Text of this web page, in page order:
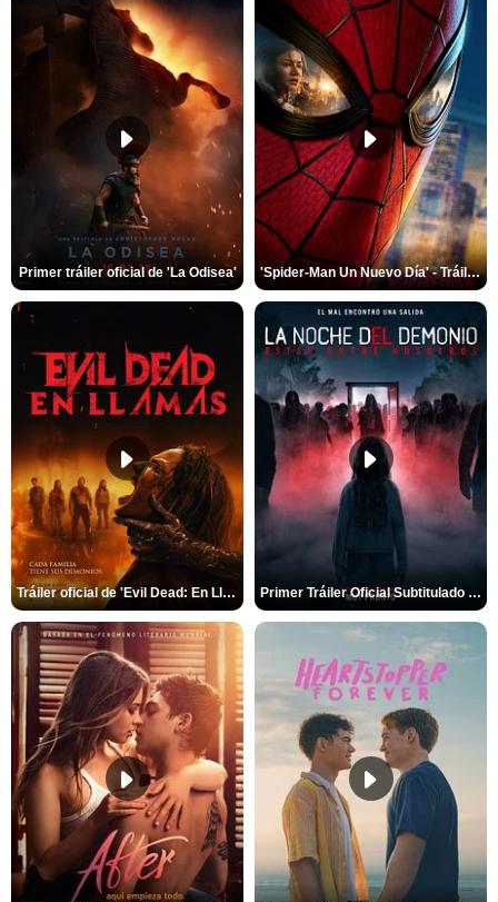
Primer tráiler oficial de 'La Odisea' 'Spider-Man Un Nuevo Día' - Tráiler oficial subtitulado
Tráiler oficial de 'Evil Dead: En Llamas' Primer Tráiler Oficial Subtitulado de 'La Noche Del Demonio: Están Entre Nosotros'